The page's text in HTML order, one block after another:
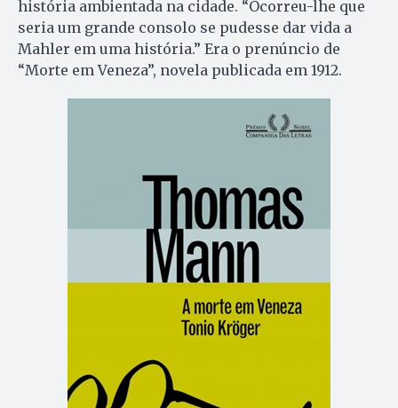
história ambientada na cidade. “Ocorreu-lhe que
seria um grande consolo se pudesse dar vida a
Mahler em uma história.” Era o prenúncio de
“Morte em Veneza”, novela publicada em 1912.